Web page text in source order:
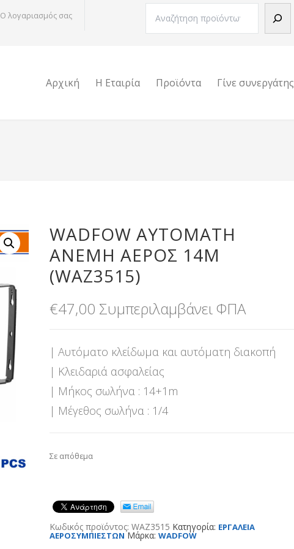
Ο λογαριασμός σας
Αναζήτηση
Αρχική Η Εταιρία Προϊόντα Γίνε συνεργάτης
WADFOW ΑΥΤΟΜΑΤΗ
ΑΝΕΜΗ ΑΕΡΟΣ 14M
(WAZ3515)
€47,00 Συμπεριλαμβάνει ΦΠΑ
| Αυτόματο κλείδωμα και αυτόματη διακοπή
| Κλειδαριά ασφαλείας
| Μήκος σωλήνα : 14+1m
| Μέγεθος σωλήνα : 1/4
Σε απόθεμα
Κωδικός προϊόντος:WAZ3515 Κατηγορία: ΕΡΓΑΛΕΙΑ
ΑΕΡΟΣΥΜΠΙΕΣΤΩΝ Μάρκα:WADFOW